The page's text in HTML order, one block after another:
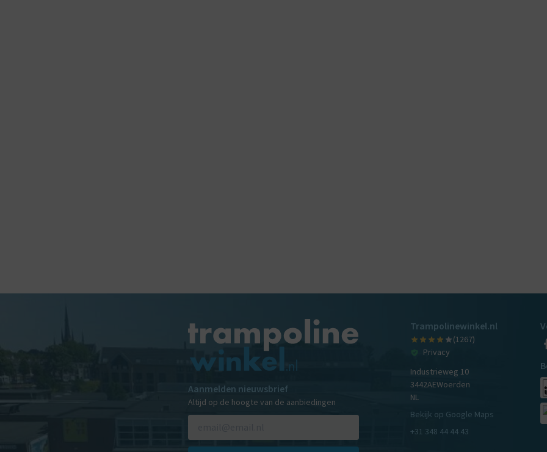
Aanmelden nieuwsbrief
Altijd op de hoogte van de aanbiedingen
Trampolinewinkel.nl
(1267)
Privacy
Industrieweg 10
3442AEWoerden
NL
Bekijk op Google Maps
+31 348 44 44 43